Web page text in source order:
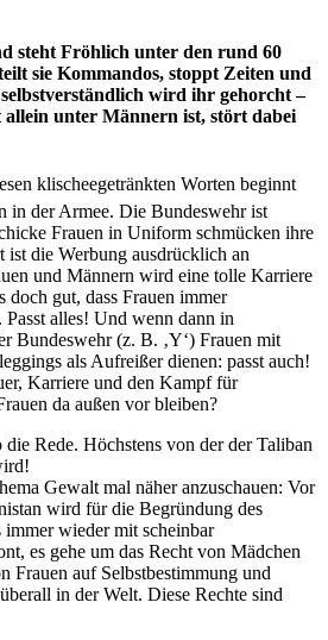
stehtFröhlich unter den rund 60
sie Kommandos, stopptZeiten und
selbstverständlich wird ihr gehorcht–
allein unter Männern ist, störtdabei
klischeegetränkten Worten beginnt
in der Armee. Die Bundeswehr ist
Frauen in Uniform schmücken ihre
ist die Werbung ausdrücklich an
und Männern wird eine tolle Karriere
doch gut, dass Frauen immer
alles! Und wenn dann in
Bundeswehr (z. B. ‚Y‘) Frauen mit
als Aufreißer dienen: passt auch!
Karriere und den Kampf für
da außen vor bleiben?
Rede. Höchstens von der der Taliban
Gewalt mal näher anzuschauen: Vor
wird für die Begründung des
immer wieder mit scheinbar
es gehe um das Recht von Mädchen
Frauen auf Selbstbestimmung und
in der Welt. Diese Rechte sind